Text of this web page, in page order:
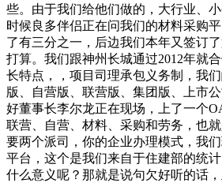
些。由于我们给他们做的，大行业、
时候良多伴侣正在问我们的材料采购
了有三分之一，后边我们本年又签订
打算。我们跟神州长城通过2012年就
长特点，，项目司理承包义务制，我
版、自营版、联营版、集团版、上市
好董事长李尔龙正在现场，上了一个
联营、自营、材料、采购和劳务，也
要两个派司，你的企业办理模式，我
平台，这个是我们来自于住建部的统
什么意义呢？那就是说句欠好听的话